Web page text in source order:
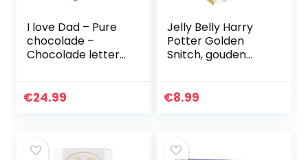
I love Dad – Pure
chocolade –
Chocolade letters
Cadeau papa |
kistje
€24.99
Jelly Belly Harry
Potter Golden
Snitch, gouden
€8.99